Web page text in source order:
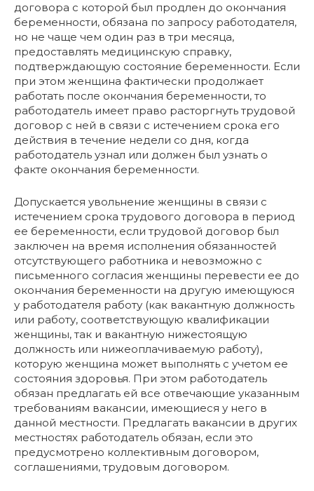
договора с которой был продлен до окончания
беременности, обязана по запросу работодателя,
но не чаще чем один раз в три месяца,
предоставлять медицинскую справку,
подтверждающую состояние беременности. Если
при этом женщина фактически продолжает
работать после окончания беременности, то
работодатель имеет право расторгнуть трудовой
договор с ней в связи с истечением срока его
действия в течение недели со дня, когда
работодатель узнал или должен был узнать о
факте окончания беременности.
Допускается увольнение женщины в связи с
истечением срока трудового договора в период
ее беременности, если трудовой договор был
заключен на время исполнения обязанностей
отсутствующего работника и невозможно с
письменного согласия женщины перевести ее до
окончания беременности на другую имеющуюся
у работодателя работу (как вакантную должность
или работу, соответствующую квалификации
женщины, так и вакантную нижестоящую
должность или нижеоплачиваемую работу),
которую женщина может выполнять с учетом ее
состояния здоровья. При этом работодатель
обязан предлагать ей все отвечающие указанным
требованиям вакансии, имеющиеся у него в
данной местности. Предлагать вакансии в других
местностях работодатель обязан, если это
предусмотрено коллективным договором,
соглашениями, трудовым договором.